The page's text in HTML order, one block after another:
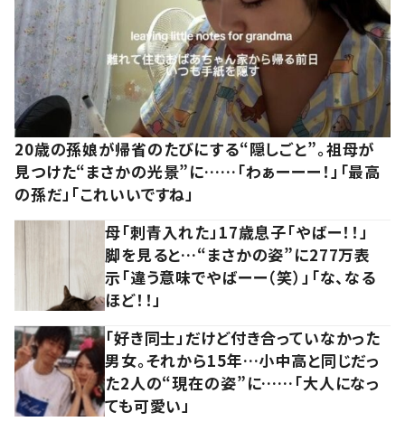
20歳の孫娘が帰省のたびにする“隠しごと”。祖母が
見つけた“まさかの光景”に……「わぁーーー！」「最高
の孫だ」「これいいですね」
母「刺青入れた」17歳息子「やばー！！」
脚を見ると…“まさかの姿”に277万表
示「違う意味でやばーー（笑）」「な、なる
ほど！！」
「好き同士」だけど付き合っていなかった
男女。それから15年…小中高と同じだっ
た2人の“現在の姿”に……「大人になっ
ても可愛い」